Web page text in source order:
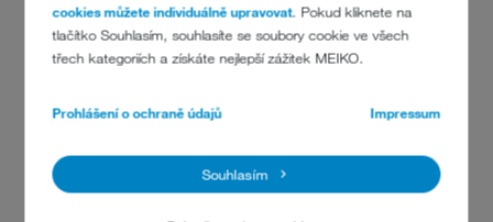
cookies můžete individuálně upravovat. Pokud kliknete na
tlačítko Souhlasím, souhlasíte se soubory cookie ve všech
třech kategoriích a získáte nejlepší zážitek MEIKO.
Prohlášení o ochraně údajů Impressum
Souhlasím
S tímto nabitým balíčkem bude práce v umývárně nádobí hned
stolem.
Znatelně příjemnější práce